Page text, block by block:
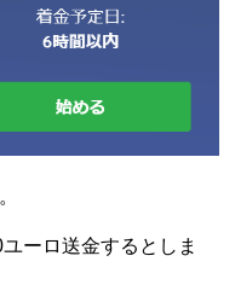
ーロ送金するとしま